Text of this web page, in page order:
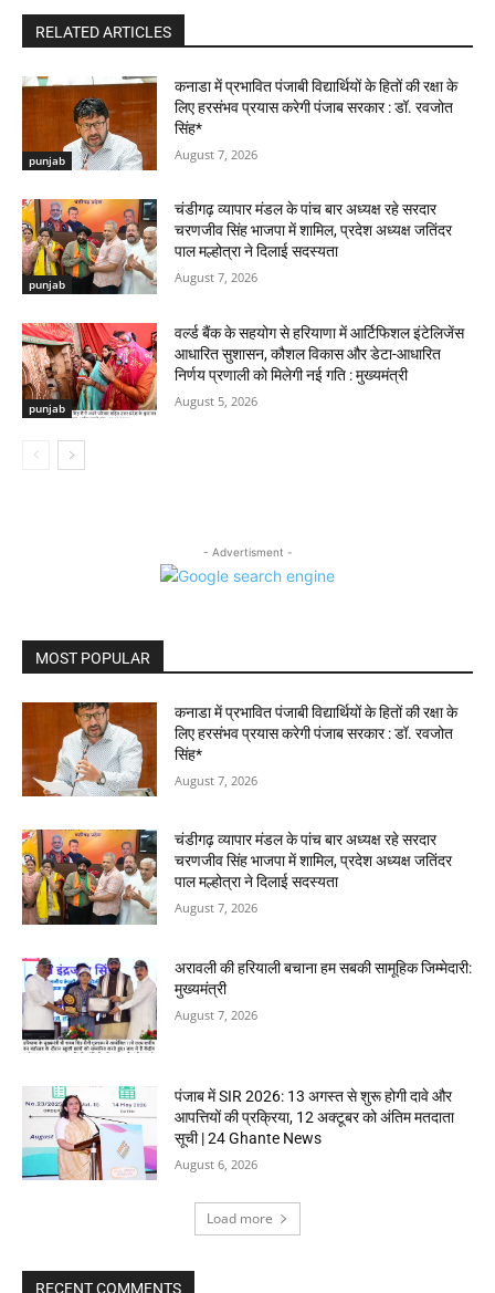
RELATED ARTICLES
punjab
कनाडा में प्रभावित पंजाबी विद्यार्थियों के हितों की रक्षा के
लिए हरसंभव प्रयास करेगी पंजाब सरकार : डॉ. रवजोत
सिंह*
August 7, 2026
punjab
चंडीगढ़ व्यापार मंडल के पांच बार अध्यक्ष रहे सरदार
चरणजीव सिंह भाजपा में शामिल, प्रदेश अध्यक्ष जतिंदर
पाल मल्होत्रा ने दिलाई सदस्यता
August 7, 2026
punjab
वर्ल्ड बैंक के सहयोग से हरियाणा में आर्टिफिशल इंटेलिजेंस
आधारित सुशासन, कौशल विकास और डेटा-आधारित
निर्णय प्रणाली को मिलेगी नई गति : मुख्यमंत्री
August 5, 2026
- Advertisment -
MOST POPULAR
कनाडा में प्रभावित पंजाबी विद्यार्थियों के हितों की रक्षा के
लिए हरसंभव प्रयास करेगी पंजाब सरकार : डॉ. रवजोत
सिंह*
August 7, 2026
चंडीगढ़ व्यापार मंडल के पांच बार अध्यक्ष रहे सरदार
चरणजीव सिंह भाजपा में शामिल, प्रदेश अध्यक्ष जतिंदर
पाल मल्होत्रा ने दिलाई सदस्यता
August 7, 2026
अरावली की हरियाली बचाना हम सबकी सामूहिक जिम्मेदारी:
मुख्यमंत्री
August 7, 2026
पंजाब में SIR 2026: 13 अगस्त से शुरू होगी दावे और
आपत्तियों की प्रक्रिया, 12 अक्टूबर को अंतिम मतदाता
सूची | 24 Ghante News
August 6, 2026
Load more
RECENT COMMENTS